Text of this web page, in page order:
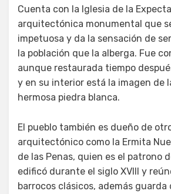
Cuenta con la Iglesia de la
arquitectónica monumental que
impetuosa y da la sensación de
la población que la alberga. Fue
aunque restaurada tiempo
y en su interior está la imagen de
hermosa piedra blanca.
El pueblo también es dueño de
arquitectónico como la Ermita
de las Penas, quien es el patrono
edificó durante el siglo XVIII y
barrocos clásicos, además guarda